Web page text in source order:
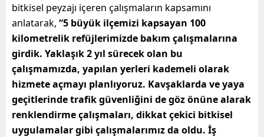
bitkisel peyzajı içeren çalışmaların kapsamını
anlatarak, “5 büyük ilçemizi kapsayan 100
kilometrelik refüjlerimizde bakım çalışmalarına
girdik. Yaklaşık 2 yıl sürecek olan bu
çalışmamızda, yapılan yerleri kademeli olarak
hizmete açmayı planlıyoruz. Kavşaklarda ve yaya
geçitlerinde trafik güvenliğini de göz önüne alarak
renklendirme çalışmaları, dikkat çekici bitkisel
uygulamalar gibi çalışmalarımız da oldu. İş